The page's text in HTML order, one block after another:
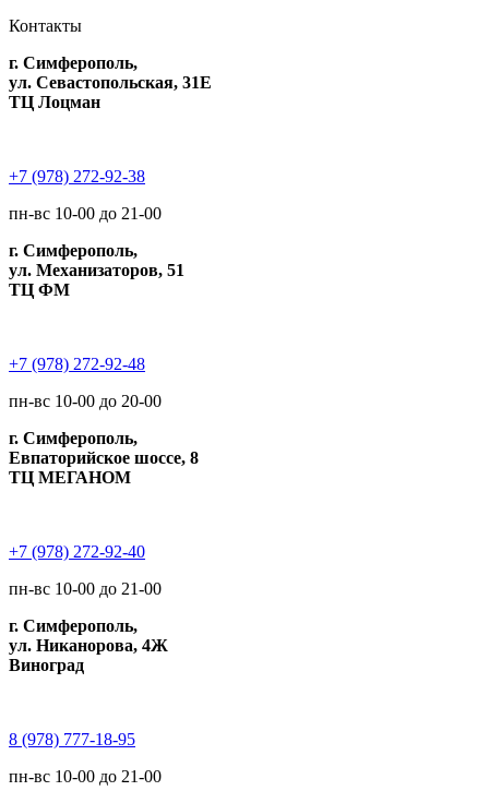
Контакты
г. Симферополь,
ул. Севастопольская, 31Е
ТЦ Лоцман
+7 (978) 272-92-38
пн-вс 10-00 до 21-00
г. Симферополь,
ул. Механизаторов, 51
ТЦ ФМ
+7 (978) 272-92-48
пн-вс 10-00 до 20-00
г. Симферополь,
Евпаторийское шоссе, 8
ТЦ МЕГАНОМ
+7 (978) 272-92-40
пн-вс 10-00 до 21-00
г. Симферополь,
ул. Никанорова, 4Ж
Виноград
8 (978) 777-18-95
пн-вс 10-00 до 21-00